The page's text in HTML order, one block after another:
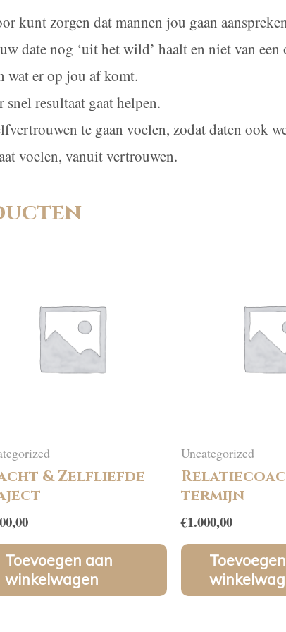
kunt zorgen dat mannen jou gaan
date nog ‘uit het wild’ haalt en niet van een
wat er op jou af komt.
resultaat gaat helpen.
te gaan voelen, zodat daten ook
voelen, vanuit vertrouwen.
& Zelfliefde
Toevoegen aan
winkelwagen
Uncategorized
termijn
€1.000,00